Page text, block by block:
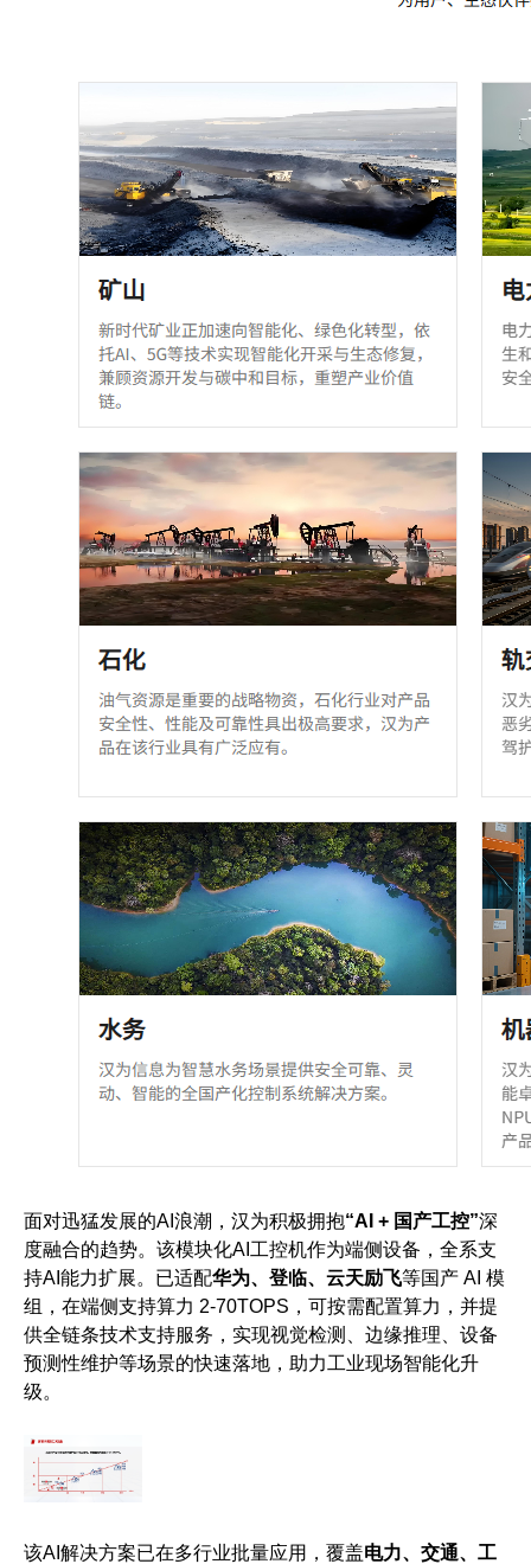
面对迅猛发展的AI浪潮，汉为积极拥抱“AI + 国产工控”深
度融合的趋势。该模块化AI工控机作为端侧设备，全系支
持AI能力扩展。 已适配华为、登临、云天励飞等国产 AI 模
组 ，在端侧支持算力 2-70TOPS ， 可按需配置算力， 并提
供全链条技术支持服务， 实现视觉检测、边缘推理、设备
预测性维护等场景的快速落地 ， 助力工业现场智能化升
级。
该AI解决方案已在多行业批量应用，覆盖电力、交通、工